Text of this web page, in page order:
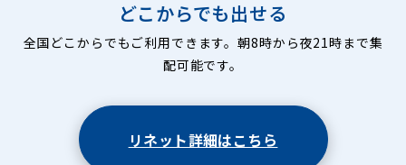
どこからでも出せる
全国どこからでもご利用できます。朝8時から夜21時まで集
配可能です。
リネット詳細はこちら